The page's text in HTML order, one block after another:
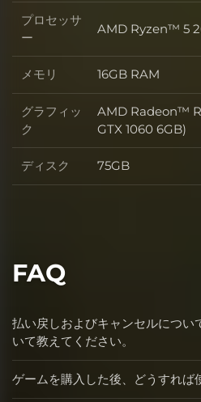
プロセッサ
ー
プロセッサー
AMD Ryzen™ 5
メモリ メモリ
16GB RAM
グラフィッ
ク
グラフィック
AMD Radeon™
GTX 1060 6GB)
ディスク ディスク
75GB
FAQ
払い戻しおよびキャンセルについ
いて教えてください。
ゲームを購入した後、どうすれば